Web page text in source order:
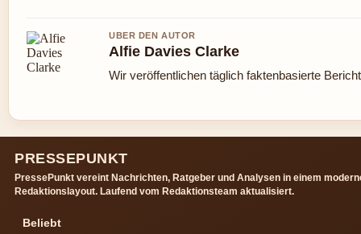
UBER DEN AUTOR
Alfie Davies Clarke
Wir veröffentlichen täglich faktenbasierte
PRESSEPUNKT
PressePunkt vereint Nachrichten, Ratgeber und Analysen in einem
Redaktionslayout. Laufend vom Redaktionsteam aktualisiert.
Beliebt